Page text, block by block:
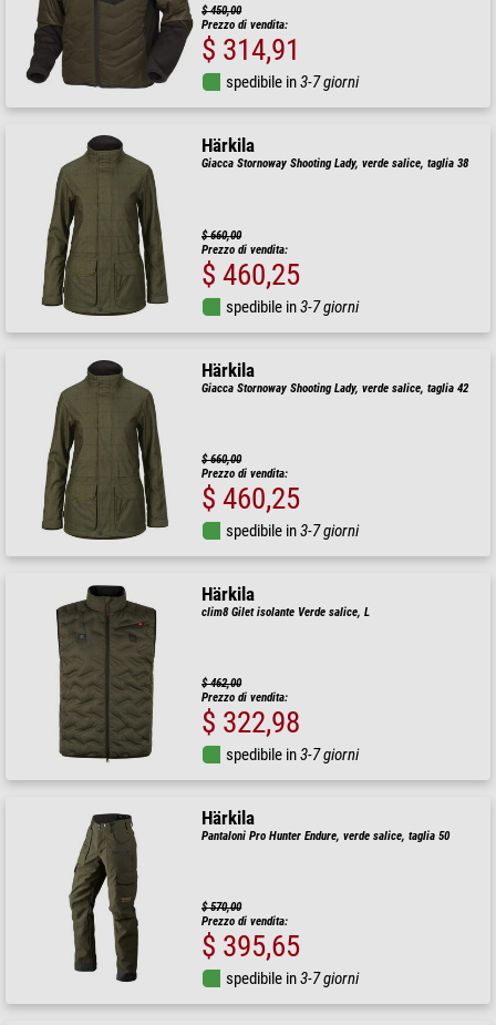
$ 450,00
Prezzo di vendita:
$ 314,91
spedibile in3-7 giorni
Härkila
Giacca Stornoway Shooting Lady, verde salice, taglia 38
$ 660,00
Prezzo di vendita:
$ 460,25
spedibile in3-7 giorni
Härkila
Giacca Stornoway Shooting Lady, verde salice, taglia 42
$ 660,00
Prezzo di vendita:
$ 460,25
spedibile in3-7 giorni
Härkila
clim8 Gilet isolante Verde salice, L
$ 462,00
Prezzo di vendita:
$ 322,98
spedibile in3-7 giorni
Härkila
Pantaloni Pro Hunter Endure, verde salice, taglia 50
$ 570,00
Prezzo di vendita:
$ 395,65
spedibile in3-7 giorni